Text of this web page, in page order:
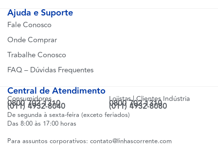
Ajuda e Suporte
Fale Conosco
Onde Comprar
Trabalhe Conosco
FAQ – Dúvidas Frequentes
Central de Atendimento
Consumidores
0800 702 1310
(011) 4932-8040
Lojistas | Clientes Indústria
0800 702 1310
(011) 4932-8080
De segunda à sexta-feira (exceto feriados)
Das 8:00 às 17:00 horas
Para assuntos corporativos: contato@linhascorrente.com